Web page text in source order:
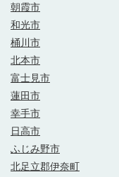
朝霞市
和光市
桶川市
北本市
富士見市
蓮田市
幸手市
日高市
ふじみ野市
北足立郡伊奈町